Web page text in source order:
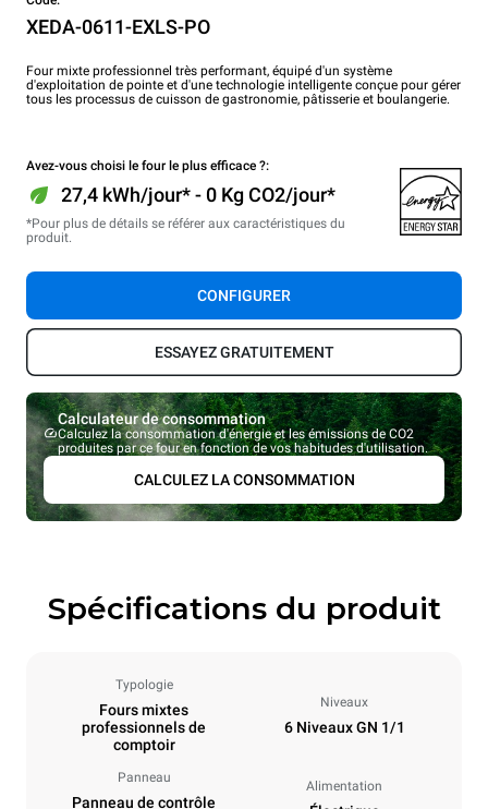
XEDA-0611-EXLS-PO
Four mixte professionnel très performant, équipé d'un système
d'exploitation de pointe et d'une technologie intelligente conçue pour gérer
tous les processus de cuisson de gastronomie, pâtisserie et boulangerie.
Avez-vous choisi le four le plus efficace ?:
27,4 kWh/jour* - 0 Kg CO2/jour*
*Pour plus de détails se référer aux caractéristiques du
produit.
CONFIGURER
ESSAYEZ GRATUITEMENT
Calculateur de consommation
Calculez la consommation d'énergie et les émissions de CO2
produites par ce four en fonction de vos habitudes d'utilisation.
CALCULEZ LA CONSOMMATION
Spécifications du produit
Typologie
Fours mixtes
professionnels de
comptoir
Niveaux
6 Niveaux GN 1/1
Panneau
Panneau de contrôle
Alimentation